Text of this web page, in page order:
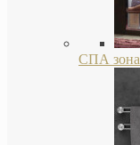
СПА зона